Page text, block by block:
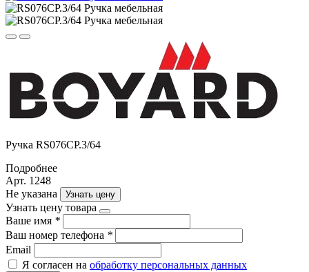
Ручка RS076CP.3/64
Подробнее
Арт. 1248
Не указана
Узнать цену
Узнать цену товара
Ваше имя *
Ваш номер телефона *
Email
Я согласен на обработку персональных данных